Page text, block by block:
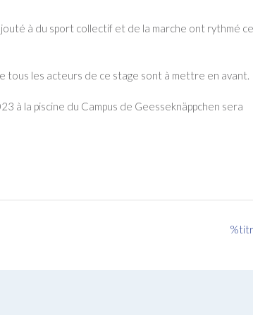
à du sport collectif et de la marche ont rythmé
tous les acteurs de ce stage sont à mettre en avant.
à la piscine du Campus de Geesseknäppchen sera